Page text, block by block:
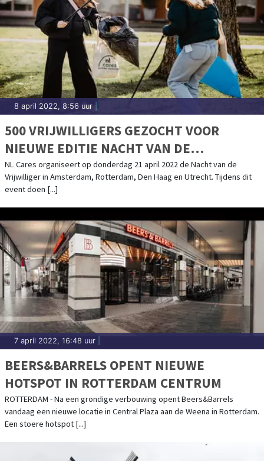
8 april 2022, 8:56 uur
500 VRIJWILLIGERS GEZOCHT VOOR
NIEUWE EDITIE NACHT VAN DE
VRIJWILLIGER
NL Cares organiseert op donderdag 21 april 2022 de Nacht van de
Vrijwilliger in Amsterdam, Rotterdam, Den Haag en Utrecht. Tijdens dit
event doen [...]
7 april 2022, 16:48 uur
BEERS&BARRELS OPENT NIEUWE
HOTSPOT IN ROTTERDAM CENTRUM
ROTTERDAM - Na een grondige verbouwing opent Beers&Barrels
vandaag een nieuwe locatie in Central Plaza aan de Weena in Rotterdam.
Een stoere hotspot [...]